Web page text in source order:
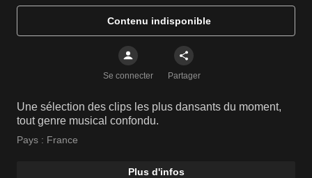
Contenu indisponible
Se connecter Partager
Une sélection des clips les plus dansants du moment,
tout genre musical confondu.
Pays : France
Plus d'infos